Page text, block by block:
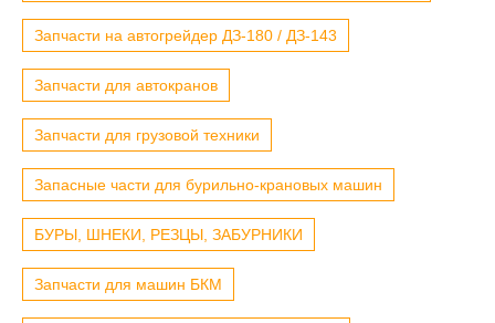
Запчасти на автогрейдер ДЗ-180 / ДЗ-143
Запчасти для автокранов
Запчасти для грузовой техники
Запасные части для бурильно-крановых машин
БУРЫ, ШНЕКИ, РЕЗЦЫ, ЗАБУРНИКИ
Запчасти для машин БКМ